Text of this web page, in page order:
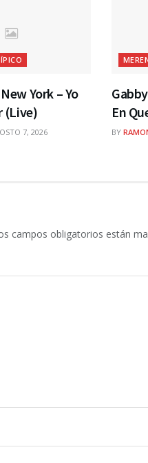
York – Yo
(Live)
7, 2026
En
BY
campos obligatorios están